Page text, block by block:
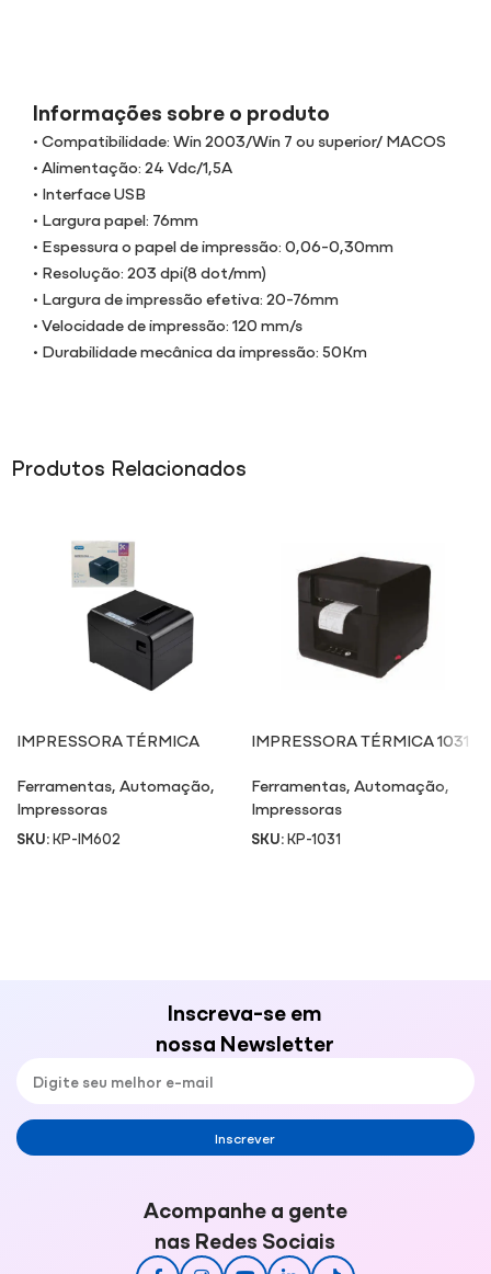
Informações sobre o produto
• Compatibilidade: Win 2003/Win 7 ou superior/ MACOS
• Alimentação: 24 Vdc/1,5A
• Interface USB
• Largura papel: 76mm
• Espessura o papel de impressão: 0,06-0,30mm
• Resolução: 203 dpi(8 dot/mm)
• Largura de impressão efetiva: 20-76mm
• Velocidade de impressão: 120 mm/s
• Durabilidade mecânica da impressão: 50Km
Produtos Relacionados
IMPRESSORA TÉRMICA
Ferramentas,Automação,
Impressoras
SKU:KP-IM602
IMPRESSORA TÉRMICA 1031
Ferramentas,Automação,
Impressoras
SKU:KP-1031
Inscreva-se em
nossa Newsletter
Inscrever
Acompanhe a gente
nas Redes Sociais